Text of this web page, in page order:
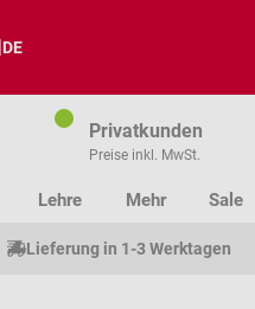
|DE
Privatkunden
Preise inkl. MwSt.
Lehre Mehr Sale
Lieferung in 1-3 Werktagen